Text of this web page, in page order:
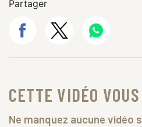
Partager
CETTE VIDÉO
Ne manquez aucune vidéo